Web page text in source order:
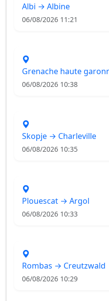
Albi → Albine
06/08/2026 11:21
Grenache haute
06/08/2026 10:38
Skopje → Charleville
06/08/2026 10:35
Plouescat → Argol
06/08/2026 10:33
Rombas → Creutzwald
06/08/2026 10:29